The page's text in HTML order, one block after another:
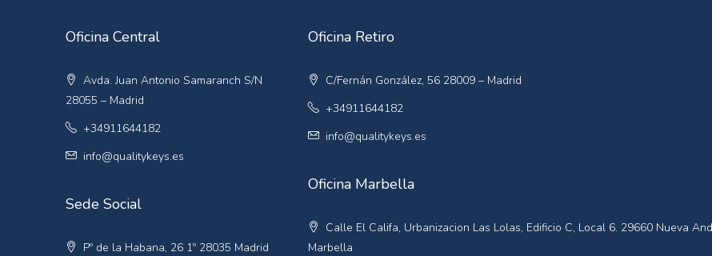
Oficina Central
Avda. Juan Antonio Samaranch S/N
28055 – Madrid
+34911644182
info@qualitykeys.es
Sede Social
Pº de la Habana, 26 1º 28035 Madrid
Oficina Retiro
C/Fernán González, 56 28009 – Madrid
+34911644182
info@qualitykeys.es
Oficina Marbella
Calle El Califa, Urbanizacion Las Lolas, Edificio C, Local 6. 29660 Nueva
Marbella